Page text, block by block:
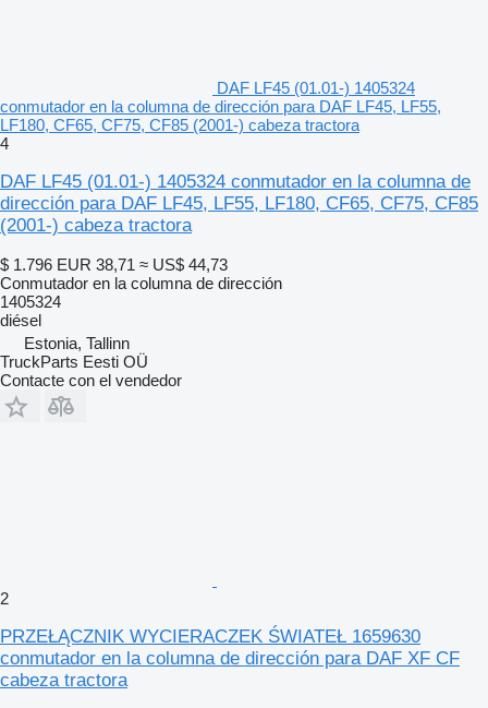
DAF LF45 (01.01-) 1405324
conmutador en la columna de dirección para DAF LF45, LF55,
LF180, CF65, CF75, CF85 (2001-) cabeza tractora
4
DAF LF45 (01.01-) 1405324 conmutador en la columna de
dirección para DAF LF45, LF55, LF180, CF65, CF75, CF85
(2001-) cabeza tractora
$ 1.796 EUR 38,71 ≈ US$ 44,73
Conmutador en la columna de dirección
1405324
diésel
Estonia, Tallinn
TruckParts Eesti OÜ
Contacte con el vendedor
2
PRZEŁĄCZNIK WYCIERACZEK ŚWIATEŁ 1659630
conmutador en la columna de dirección para DAF XF CF
cabeza tractora